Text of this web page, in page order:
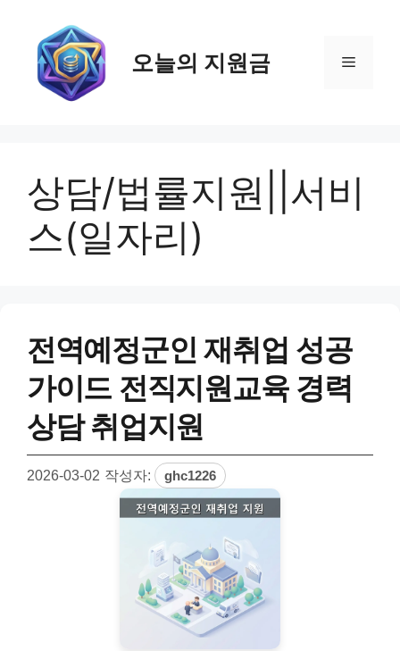
오늘의 지원금 메
상담/법률지원||서비
스(일자리)
전역예정군인 재취업 성공
가이드 전직지원교육 경력
상담 취업지원
2026-03-02 작성자: ghc1226